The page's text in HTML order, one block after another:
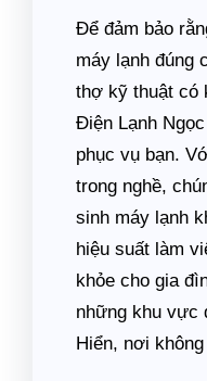
Để đảm bảo
máy lạnh đúng
thợ kỹ thuật có
Điện Lạnh
phục vụ bạn.
trong nghề,
sinh máy lạnh
hiệu suất làm
khỏe cho gia
những khu vực
Hiển, nơi